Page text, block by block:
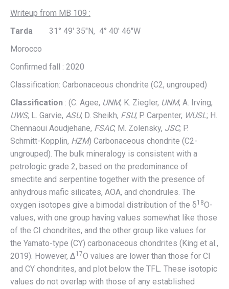
Writeup from MB 109 :
Tarda 31° 49′ 35″N, 4° 40′ 46″W
Morocco
Confirmed fall : 2020
Classification: Carbonaceous chondrite (C2, ungrouped)
Classification : (C. Agee, UNM; K. Ziegler, UNM; A. Irving,
UWS; L. Garvie, ASU; D. Sheikh, FSU; P. Carpenter, WUSL; H.
Chennaoui Aoudjehane, FSAC; M. Zolensky, JSC; P.
Schmitt-Kopplin, HZM) Carbonaceous chondrite (C2-
ungrouped). The bulk mineralogy is consistent with a
petrologic grade 2, based on the predominance of
smectite and serpentine together with the presence of
anhydrous mafic silicates, AOA, and chondrules. The
oxygen isotopes give a bimodal distribution of the δ18O-
values, with one group having values somewhat like those
of the CI chondrites, and the other group like values for
the Yamato-type (CY) carbonaceous chondrites (King et al.,
2019). However, Δ17O values are lower than those for CI
and CY chondrites, and plot below the TFL. These isotopic
values do not overlap with those of any established